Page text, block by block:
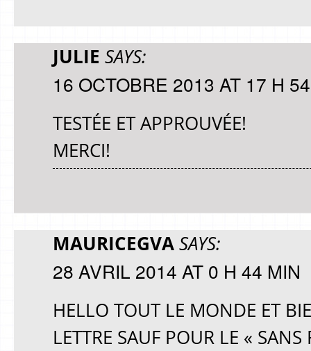
JULIE SAYS:
16 OCTOBRE 2013 AT 17 H
TESTÉE ET APPROUVÉE!
MERCI!
MAURICEGVASAYS:
28 AVRIL 2014 AT 0 H 44 MIN
HELLO TOUT LE MONDE ET
LETTRE SAUF POUR LE «